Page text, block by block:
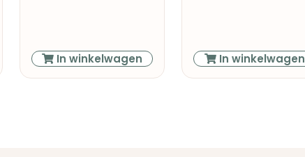
In winkelwagen In winkelwagen